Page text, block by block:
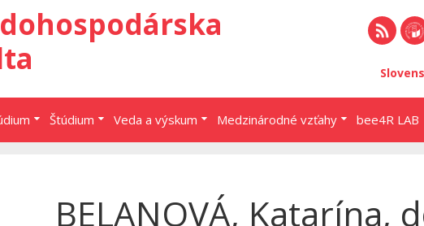
Štúdium Veda a výskum Medzinárodné vzťahy bee4R LAB
BELANOVÁ, Katarína,